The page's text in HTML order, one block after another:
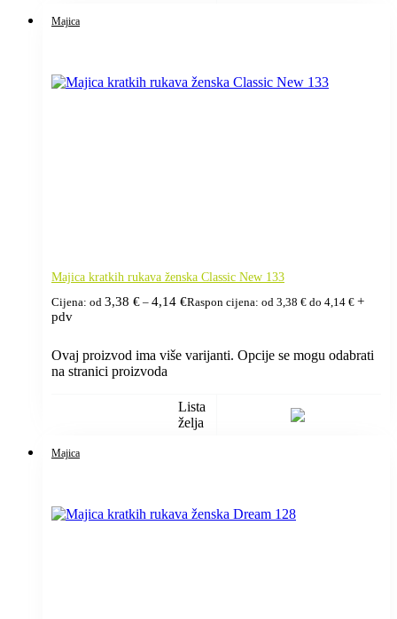
Majica
Majica kratkih rukava ženska Classic New 133
Cijena: od 3,38 € – 4,14 €Raspon cijena: od 3,38 € do 4,14 € +
pdv
Ovaj proizvod ima više varijanti. Opcije se mogu odabrati
na stranici proizvoda
Lista
želja
Majica